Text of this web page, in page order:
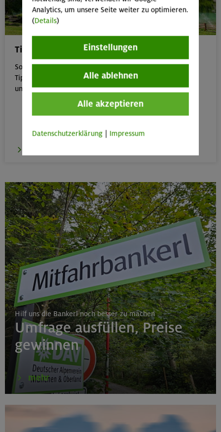
Tipps für Bergtouren im Sommer
Sommer in den Bergen genießen – aber sicher: Unsere
Tipps zu Hitze, Gewitter & Co. helfen dir, entspannt
unterwegs zu bleiben.
Hilf uns die Bankerl noch besser zu machen
Umfrage ausfüllen, Preise
gewinnen
mehr
Analytics, um unsere Seite weiter zu optimieren.
(Details)
Einstellungen
Alle ablehnen
Alle akzeptieren
Datenschutzerklärung Impressum